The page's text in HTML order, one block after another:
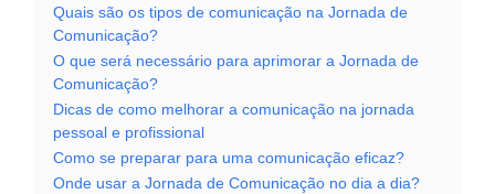
Quais são os tipos de comunicação na Jornada de
Comunicação?
O que será necessário para aprimorar a Jornada de
Comunicação?
Dicas de como melhorar a comunicação na jornada
pessoal e profissional
Como se preparar para uma comunicação eficaz?
Onde usar a Jornada de Comunicação no dia a dia?